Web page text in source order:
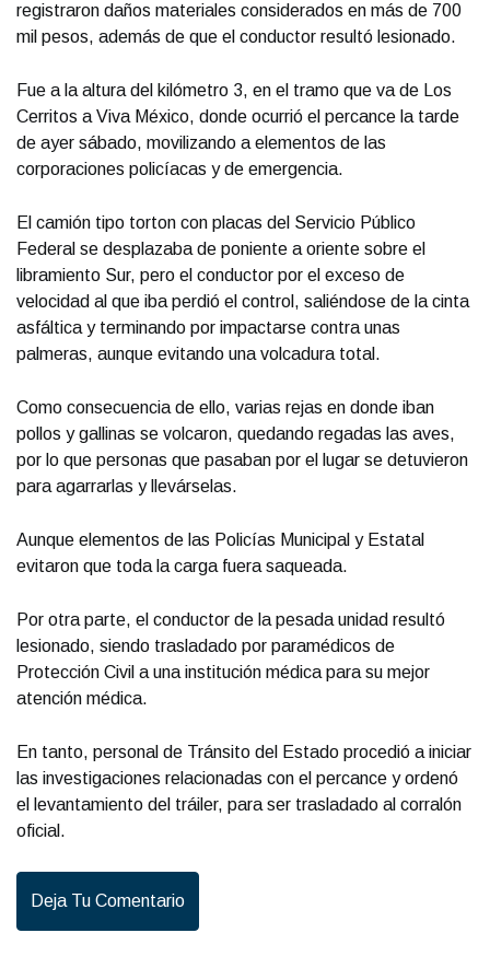
registraron daños materiales considerados en más de 700
mil pesos, además de que el conductor resultó lesionado.
Fue a la altura del kilómetro 3, en el tramo que va de Los
Cerritos a Viva México, donde ocurrió el percance la tarde
de ayer sábado, movilizando a elementos de las
corporaciones policíacas y de emergencia.
El camión tipo torton con placas del Servicio Público
Federal se desplazaba de poniente a oriente sobre el
libramiento Sur, pero el conductor por el exceso de
velocidad al que iba perdió el control, saliéndose de la cinta
asfáltica y terminando por impactarse contra unas
palmeras, aunque evitando una volcadura total.
Como consecuencia de ello, varias rejas en donde iban
pollos y gallinas se volcaron, quedando regadas las aves,
por lo que personas que pasaban por el lugar se detuvieron
para agarrarlas y llevárselas.
Aunque elementos de las Policías Municipal y Estatal
evitaron que toda la carga fuera saqueada.
Por otra parte, el conductor de la pesada unidad resultó
lesionado, siendo trasladado por paramédicos de
Protección Civil a una institución médica para su mejor
atención médica.
En tanto, personal de Tránsito del Estado procedió a iniciar
las investigaciones relacionadas con el percance y ordenó
el levantamiento del tráiler, para ser trasladado al corralón
oficial.
Deja Tu Comentario